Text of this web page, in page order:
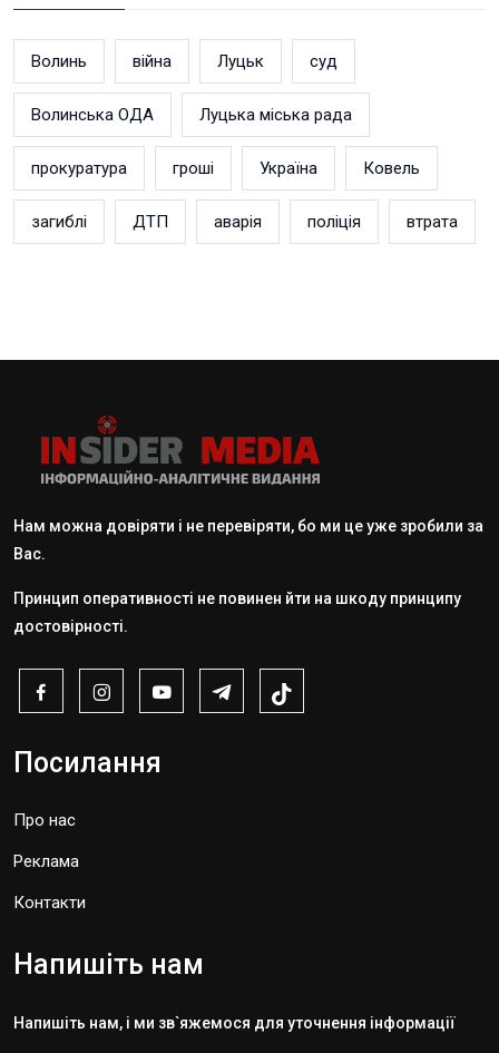
Волинь війна Луцьк суд
Волинська ОДА Луцька міська рада
прокуратура гроші Україна Ковель
загиблі ДТП аварія поліція втрата
Нам можна довіряти і не перевіряти, бо ми це уже зробили за
Вас.
Принцип оперативності не повинен йти на шкоду принципу
достовірності.
Посилання
Про нас
Реклама
Контакти
Напишіть нам
Напишіть нам, і ми зв`яжемося для уточнення інформації